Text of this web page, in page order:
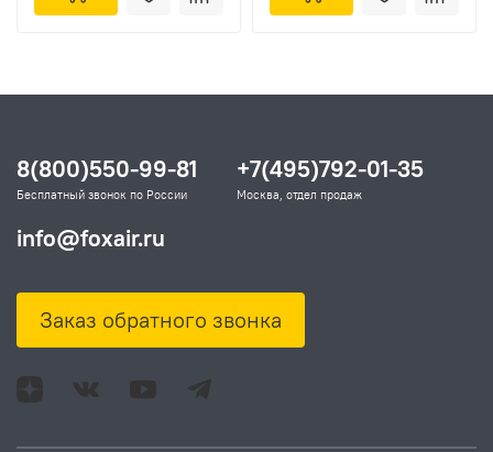
8(800)550-99-81
Бесплатный звонок по России
+7(495)792-01-35
Москва, отдел продаж
info@foxair.ru
Заказ обратного звонка